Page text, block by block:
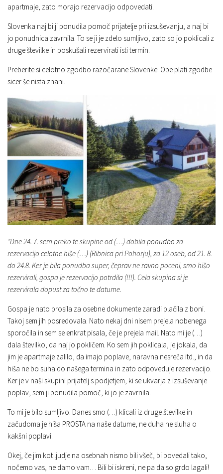
apartmaje, zato morajo rezervacijo odpovedati.
Slovenka naj bi ji ponudila pomoč prijatelje pri izsuševanju, a naj bi
jo ponudnica zavrnila. To se ji je zdelo sumljivo, zato so jo poklicali z
druge številke in poskušali rezervirati isti termin.
Preberite si celotno zgodbo razočarane Slovenke. Obe plati zgodbe
sicer še nista znani.
”Dne 24. 7. sem preko te skupine od (…) dobila ponudbo za
rezervacijo celotne hiše (…) (Ribnica pri Pohorju), za 12 oseb, od 21. 8.
do 24.8. Ker je bila ponudba super, čeprav ne ravno poceni, smo hišo
rezervirali, gospa je rezervacijo potrdila (!!!). Cela skupina si je
rezervirala dopust za točno te datume.
Gospa je nato prosila za osebne dokumente zaradi plačila z boni.
Takoj sem jih posredovala. Nato nekaj dni nisem prejela nobenega
sporočila in sem se enkrat pisala, če je prejela mail. Nato mi je (…)
dala številko, da naj jo pokličem. Ko sem jih poklicala, je jokala, da
jim je apartmaje zalilo, da imajo poplave, naravna nesreča itd., in da
hiša ne bo suha do našega termina in zato odpoveduje rezervacijo.
Ker je v naši skupini prijatelj s podjetjem, ki se ukvarja z izsuševanje
poplav, sem ji ponudila pomoč, ki jo je zavrnila.
To mi je bilo sumljivo. Danes smo (…) klicali iz druge številke in
začudoma je hiša PROSTA na naše datume, ne duha ne sluha o
kakšni poplavi.
Okej, če jim kot ljudje na osebnah nismo bili všeč, bi povedali tako,
nočemo vas, ne damo vam… Bili bi iskreni, ne pa da so grdo lagali!